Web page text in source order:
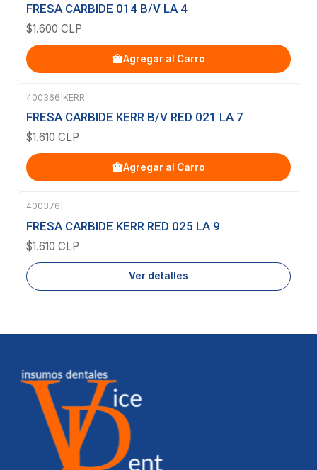
FRESA CARBIDE 014 B/V LA 4
$1.600 CLP
Agregar al Carro
400366 KERR
FRESA CARBIDE KERR B/V RED 021 LA 7
$1.610 CLP
Agregar al Carro
Agotado
400376
FRESA CARBIDE KERR RED 025 LA 9
$1.610 CLP
Ver detalles